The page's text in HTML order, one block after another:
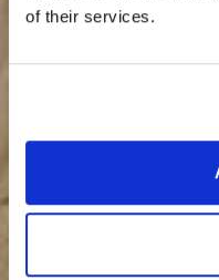
of their services.